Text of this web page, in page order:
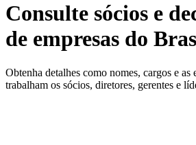
Consulte sócios e
de empresas do
Obtenha detalhes como nomes, cargos e as
trabalham os sócios, diretores, gerentes e